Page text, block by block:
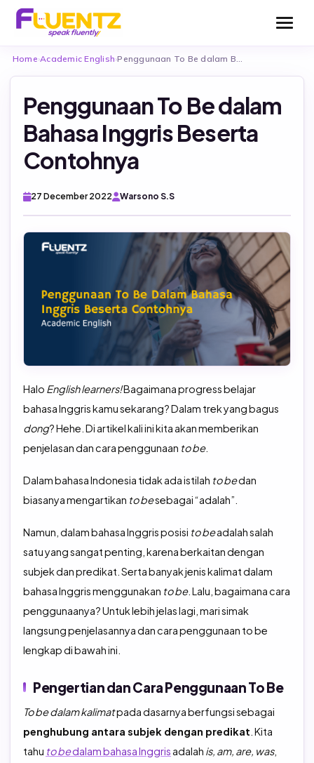
Be Fluentz Together
English For Business
TOEFL Preparation
TOEIC Preparation
IELTS Preparation
TOEFL (Fluentz English Test – FET)
TOEFL ITP Official
TOEFL IBT Home Edition
IELTS
Home›Academic English› Penggunaan To Be dalam Bahasa Inggris Beserta…
Penggunaan To Be dalam
Bahasa Inggris Beserta
Contohnya
27 December 2022 Warsono S.S
Halo English learners!Bagaimana progress belajar
bahasa Inggris kamu sekarang? Dalam trek yang bagus
dong? Hehe. Di artikel kali ini kita akan memberikan
penjelasan dan cara penggunaan to be.
Dalam bahasa Indonesia tidak ada istilah to bedan
biasanya mengartikan to besebagai “adalah”.
Namun, dalam bahasa Inggris posisi to beadalah salah
satu yang sangat penting, karena berkaitan dengan
subjek dan predikat. Serta banyak jenis kalimat dalam
bahasa Inggris menggunakan to be. Lalu, bagaimana cara
penggunaanya? Untuk lebih jelas lagi, mari simak
langsung penjelasannya dan cara penggunaan to be
lengkap di bawah ini.
Pengertian dan Cara Penggunaan To Be
To be dalam kalimatpada dasarnya berfungsi sebagai
penghubung antara subjek dengan predikat . Kita
tahu to bedalam bahasa Inggris adalah is, am, are, was,